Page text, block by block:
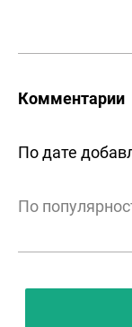
Комментарии
По дате
По